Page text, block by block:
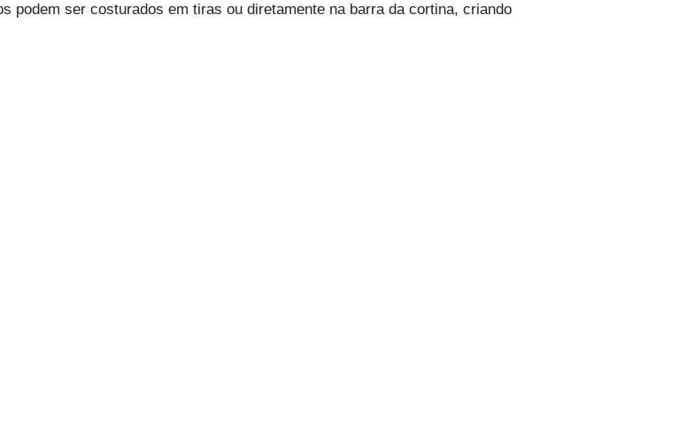
podem ser costurados em tiras ou diretamente na barra da cortina, criando